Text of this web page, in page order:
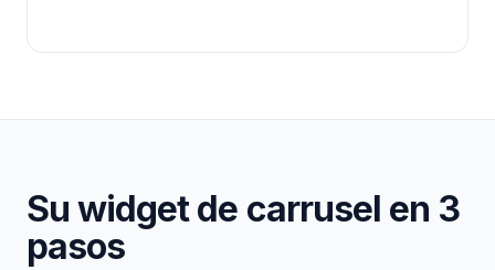
Su widget de carrusel en 3
pasos